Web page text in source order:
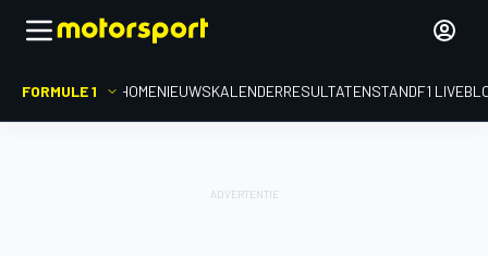
FORMULE 1 HOMENIEUWSKALENDERRESULTATENSTANDF1